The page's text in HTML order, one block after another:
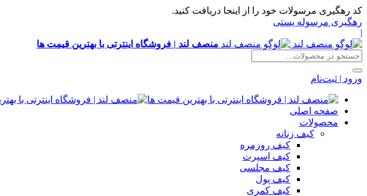
کد رهگیری مرسولات خود را از اینجا دریافت کنید.
رهگیری مرسوله پستی
|
منصف لند | فروشگاه اینترتی با بهترین قیمت ها
ورود | ثبت‌نام
صفحه اصلی
محصولات
کیف زنانه
کیف روزمره
کیف اسپرت
کیف مجلسی
کیف پول
کیف کمری